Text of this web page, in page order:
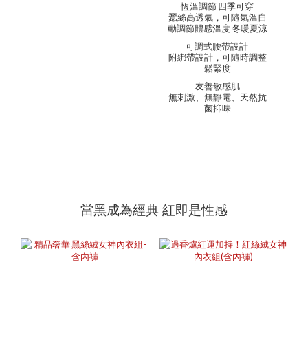
恆溫調節 四季可穿
蠶絲高透氣，可隨氣溫自
動調節體感溫度 冬暖夏涼
可調式腰帶設計
附綁帶設計，可隨時調整
鬆緊度
友善敏感肌
無刺激、無靜電、天然抗
菌抑味
當黑成為經典 紅即是性感